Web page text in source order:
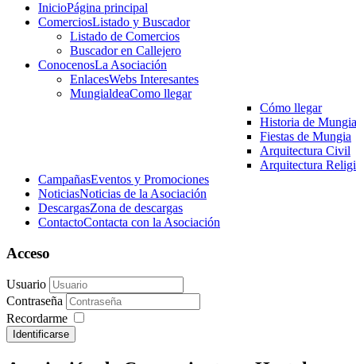
InicioPágina principal
ComerciosListado y Buscador
Listado de Comercios
Buscador en Callejero
ConocenosLa Asociación
EnlacesWebs Interesantes
MungialdeaComo llegar
Cómo llegar
Historia de Mungia
Fiestas de Mungia
Arquitectura Civil
Arquitectura
CampañasEventos y Promociones
NoticiasNoticias de la Asociación
DescargasZona de descargas
ContactoContacta con la Asociación
Acceso
Usuario
Contraseña
Recordarme
Identificarse